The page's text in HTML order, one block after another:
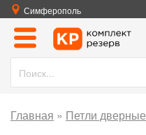
Симферополь
Главная » Петли дверные